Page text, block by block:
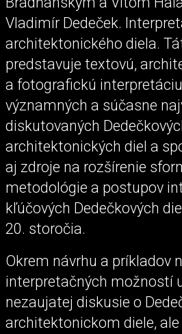
Vladimír Dedeček.
architektonického diela.
predstavuje textovú,
a fotografickú
významných a súčasne
diskutovaných
architektonických diel a
aj zdroje na rozšírenie
metodológie a postupov
kľúčových Dedečkových
20. storočia.
Okrem návrhu a príkladov
interpretačných možností
nezaujatej diskusie o
architektonickom diele,